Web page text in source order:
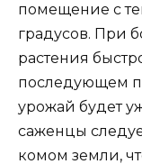
помещение с
градусов. При
растения
последующем
урожай будет
саженцы
комом земли,